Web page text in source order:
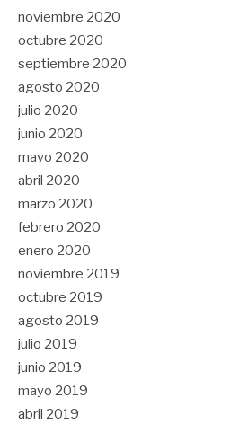
noviembre 2020
octubre 2020
septiembre 2020
agosto 2020
julio 2020
junio 2020
mayo 2020
abril 2020
marzo 2020
febrero 2020
enero 2020
noviembre 2019
octubre 2019
agosto 2019
julio 2019
junio 2019
mayo 2019
abril 2019